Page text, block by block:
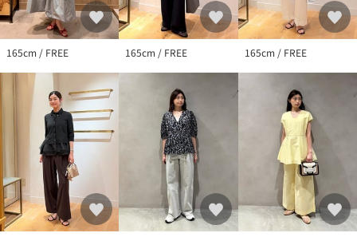
165cm / FREE 165cm / FREE 165cm / FREE